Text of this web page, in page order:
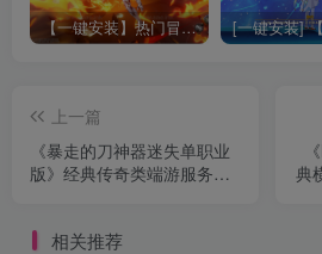
【一键安装】热门冒险策略类游戏崩坏：星穹铁道全新2.3版本一键端+一键代理+一键启动+免虚拟机
上一篇
《暴走的刀神器迷失单职业
版》经典传奇类端游服务端
+技能打造
典
相关推荐